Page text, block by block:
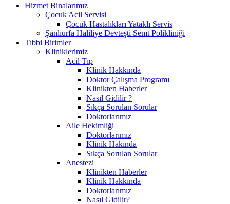
Hizmet Binalarımız
Çocuk Acil Servisi
Çocuk Hastalıkları Yataklı Servis
Şanlıurfa Haliliye Devteşti Semt Polikliniği
Tıbbi Birimler
Kliniklerimiz
Acil Tıp
Klinik Hakkında
Doktor Çalışma Programı
Klinikten Haberler
Nasıl Gidilir ?
Sıkça Sorulan Sorular
Doktorlarımız
Aile Hekimliği
Doktorlarımız
Klinik Hakında
Sıkça Sorulan Sorular
Anestezi
Klinikten Haberler
Klinik Hakkında
Doktorlarımız
Nasıl Gidilir?